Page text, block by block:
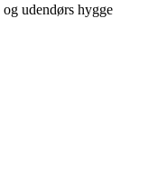
udendørs hygge